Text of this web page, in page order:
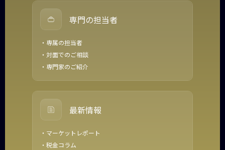
専門の担当者
・専属の担当者
・対面でのご相談
・専門家のご紹介
最新情報
・マーケットレポート
・税金コラム